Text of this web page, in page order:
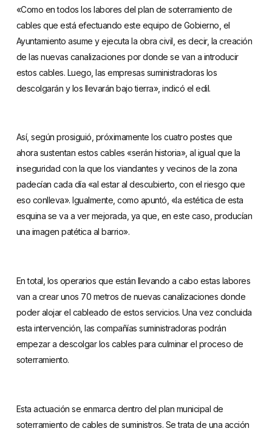
«Como en todos los labores del plan de soterramiento de
cables que está efectuando este equipo de Gobierno, el
Ayuntamiento asume y ejecuta la obra civil, es decir, la creación
de las nuevas canalizaciones por donde se van a introducir
estos cables. Luego, las empresas suministradoras los
descolgarán y los llevarán bajo tierra», indicó el edil.
Así, según prosiguió, próximamente los cuatro postes que
ahora sustentan estos cables «serán historia», al igual que la
inseguridad con la que los viandantes y vecinos de la zona
padecían cada día «al estar al descubierto, con el riesgo que
eso conlleva». Igualmente, como apuntó, «la estética de esta
esquina se va a ver mejorada, ya que, en este caso, producían
una imagen patética al barrio».
En total, los operarios que están llevando a cabo estas labores
van a crear unos 70 metros de nuevas canalizaciones donde
poder alojar el cableado de estos servicios. Una vez concluida
esta intervención, las compañías suministradoras podrán
empezar a descolgar los cables para culminar el proceso de
soterramiento.
Esta actuación se enmarca dentro del plan municipal de
soterramiento de cables de suministros. Se trata de una acción